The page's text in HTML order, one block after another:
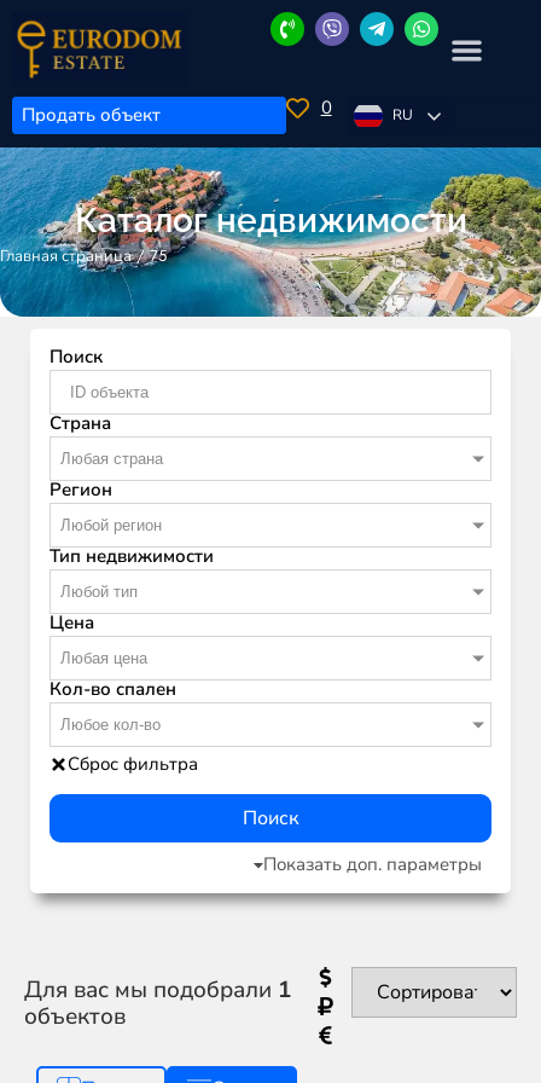
Продать объект 0 RU
Каталог недвижимости
Главная страница/75
Поиск
Страна
Любая страна
Регион
Любой регион
Тип недвижимости
Любой тип
Цена
Любая цена
Кол-во спален
Любое кол-во
Сброс фильтра
Поиск
Показать доп. параметры
Для вас мы подобрали 1
объектов